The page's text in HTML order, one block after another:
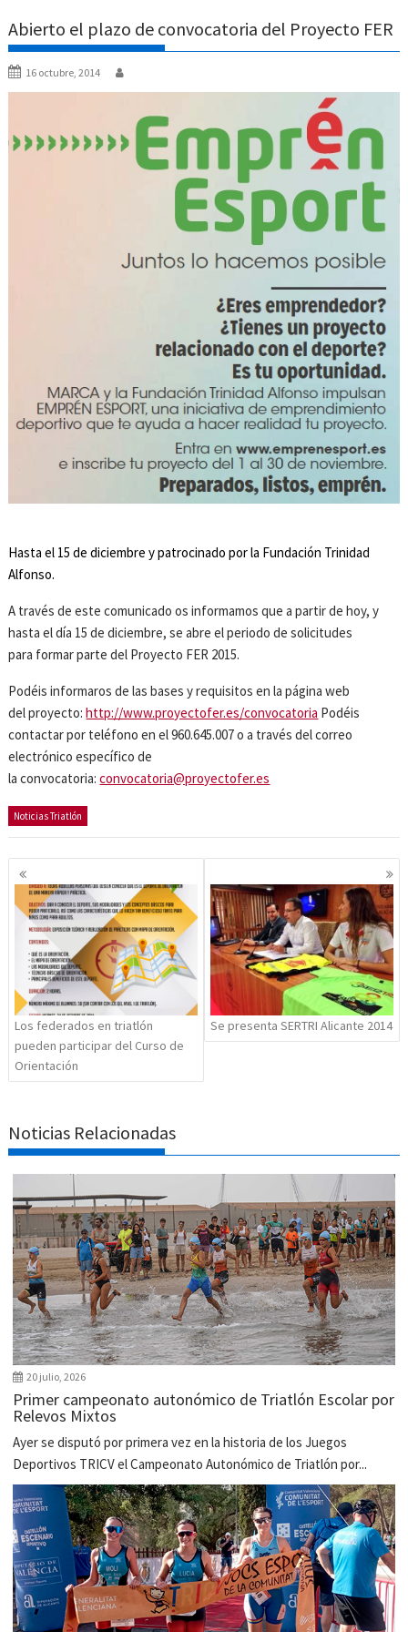
Abierto el plazo de convocatoria del Proyecto FER
16 octubre, 2014
Hasta el 15 de diciembre y patrocinado por la Fundación Trinidad
Alfonso.
A través de este comunicado os informamos que a partir de hoy, y
hasta el día 15 de diciembre, se abre el periodo de solicitudes
para formar parte del Proyecto FER 2015.
Podéis informaros de las bases y requisitos en la página web
del proyecto:http://www.proyectofer.es/convocatoria Podéis
contactar por teléfono en el 960.645.007 o a través del correo
electrónico específico de
la convocatoria:convocatoria@proyectofer.es
Noticias Triatlón
Navegación
de
entradas
Los federados en triatlón
pueden participar del Curso de
Orientación
Se presenta SERTRI Alicante 2014
Noticias Relacionadas
20 julio, 2026
Primer campeonato autonómico de Triatlón Escolar por
Relevos Mixtos
Ayer se disputó por primera vez en la historia de los Juegos
Deportivos TRICV el Campeonato Autonómico de Triatlón por...